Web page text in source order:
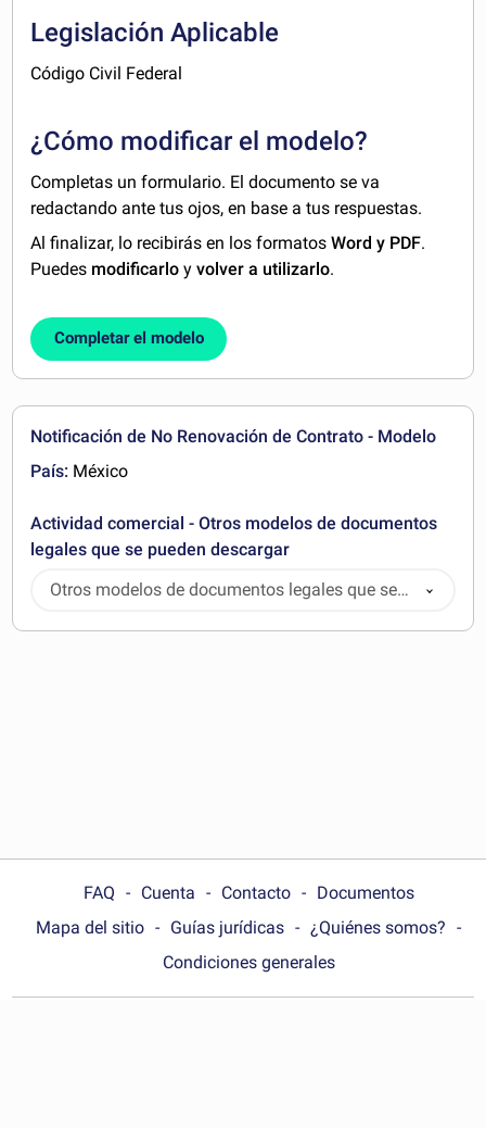
Legislación Aplicable
Código Civil Federal
¿Cómo modificar el modelo?
Completas un formulario. El documento se va
redactando ante tus ojos, en base a tus respuestas.
Al finalizar, lo recibirás en los formatosWord y PDF.
Puedes modificarlo yvolver a utilizarlo.
Completar el modelo
Notificación de No Renovación de Contrato - Modelo
País: México
Actividad comercial - Otros modelos de documentos
legales que se pueden descargar
Otros modelos de documentos legales que se
pueden descargar
FAQ Cuenta Contacto
Documentos
Mapa del sitio
Guías jurídicas
¿Quiénes somos?
Condiciones generales